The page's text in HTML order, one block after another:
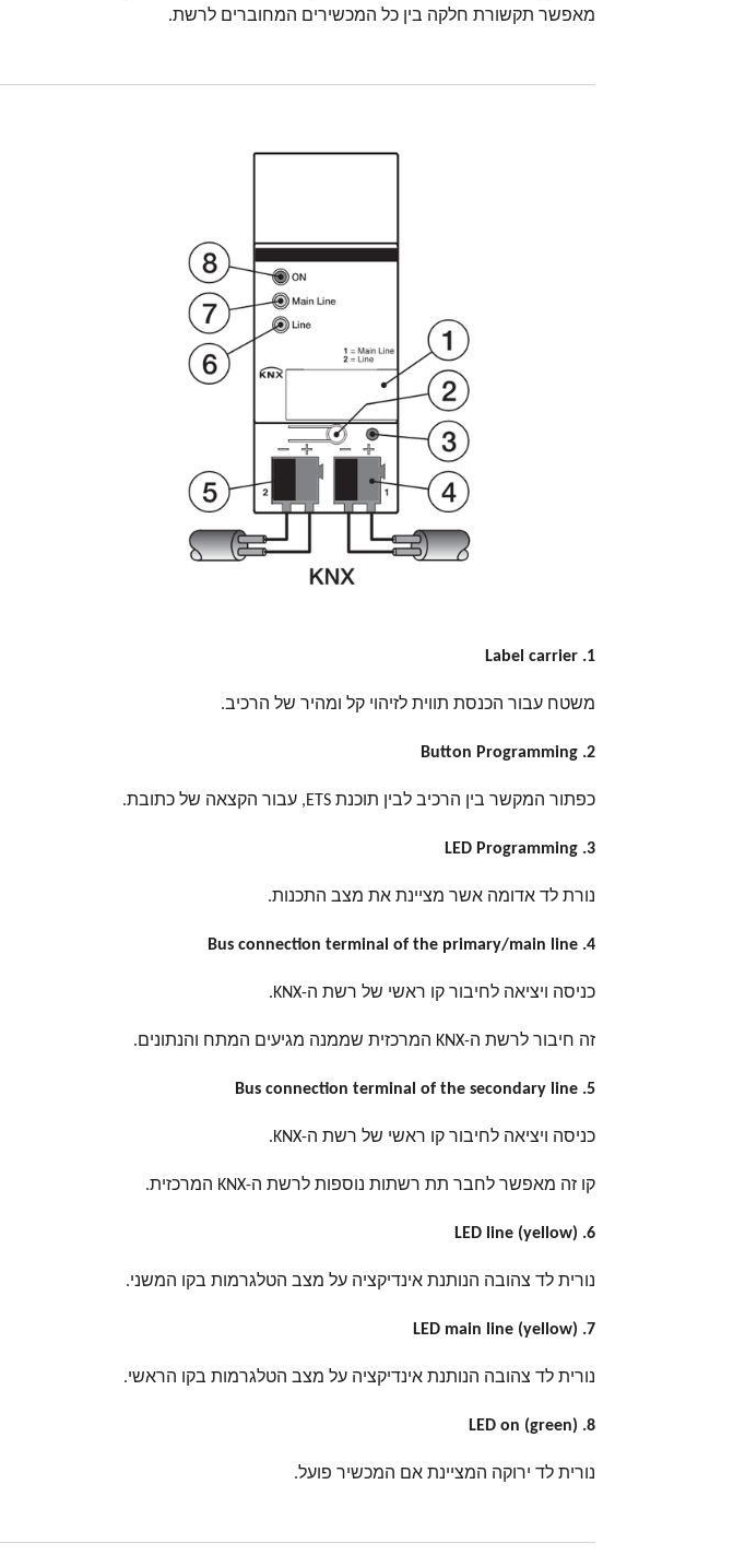
מאפשר תקשורת חלקה בין כל המכשירים המחוברים לרשת.
Label carrier .1
משטח עבור הכנסת תווית לזיהוי קל ומהיר של הרכיב.
Button Programming .2
כפתור המקשר בין הרכיב לבין תוכנת ETS, עבור הקצאה של כתובת.
LED Programming .3
נורת לד אדומה אשר מציינת את מצב התכנות.
Bus connection terminal of the primary/main line .4
כניסה ויציאה לחיבור קו ראשי של רשת ה-KNX.
זה חיבור לרשת ה-KNX המרכזית שממנה מגיעים המתח והנתונים.
Bus connection terminal of the secondary line .5
כניסה ויציאה לחיבור קו ראשי של רשת ה-KNX.
קו זה מאפשר לחבר תת רשתות נוספות לרשת ה-KNX המרכזית.
LED line (yellow) .6
נורית לד צהובה הנותנת אינדיקציה על מצב הטלגרמות בקו המשני.
LED main line (yellow) .7
נורית לד צהובה הנותנת אינדיקציה על מצב הטלגרמות בקו הראשי.
LED on (green) .8
נורית לד ירוקה המציינת אם המכשיר פועל.